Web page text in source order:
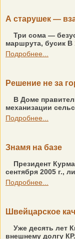
А старушек —
Три сома —
маршрута, бусик
Подробнее...
Решение не за
В Доме
механизации
Подробнее...
Знамя на базе
Президент
сентября 2005 г.,
Подробнее...
Швейцарское
Уже десять лет
внешнему долгу